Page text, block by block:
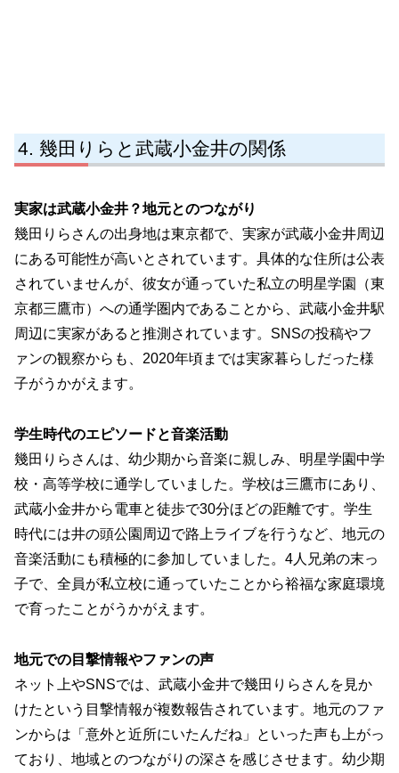
幾田りらと武蔵小金井の関係
実家は武蔵小金井？地元とのつながり
幾田りらさんの出身地は東京都で、実家が武蔵小金井周辺
にある可能性が高いとされています。具体的な住所は公表
されていませんが、彼女が通っていた私立の明星学園（東
京都三鷹市）への通学圏内であることから、武蔵小金井駅
周辺に実家があると推測されています。SNSの投稿やフ
ァンの観察からも、2020年頃までは実家暮らしだった様
子がうかがえます。
学生時代のエピソードと音楽活動
幾田りらさんは、幼少期から音楽に親しみ、明星学園中学
校・高等学校に通学していました。学校は三鷹市にあり、
武蔵小金井から電車と徒歩で30分ほどの距離です。学生
時代には井の頭公園周辺で路上ライブを行うなど、地元の
音楽活動にも積極的に参加していました。4人兄弟の末っ
子で、全員が私立校に通っていたことから裕福な家庭環境
で育ったことがうかがえます。
地元での目撃情報やファンの声
ネット上やSNSでは、武蔵小金井で幾田りらさんを見か
けたという目撃情報が複数報告されています。地元のファ
ンからは「意外と近所にいたんだね」といった声も上がっ
ており、地域とのつながりの深さを感じさせます。幼少期